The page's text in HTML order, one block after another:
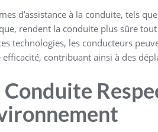
d’assistance à la conduite, tels
rendent la conduite plus sûre
technologies, les conducteurs
contribuant ainsi à des
Conduite